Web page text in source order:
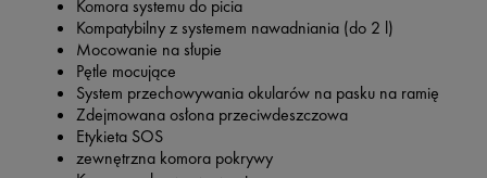
Komora systemu do picia
Kompatybilny z systemem nawadniania (do 2 l)
Mocowanie na słupie
Pętle mocujące
System przechowywania okularów na pasku na ramię
Zdejmowana osłona przeciwdeszczowa
Etykieta SOS
zewnętrzna komora pokrywy